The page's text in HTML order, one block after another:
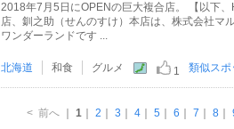
2018年7月5日にOPENの巨大複合店。 【以下
店、釧之助（せんのすけ）本店は、株式会社マ
ワンダーランドです ...
北海道 和食 グルメ 1 類似スポ
< 前へ 1 2 3 4 5 6 7 8